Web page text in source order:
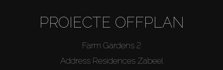
PROIECTE OFFPLAN
Farm Gardens 2
Address Residences Zabeel